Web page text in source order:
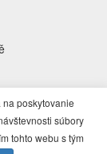
poskytovanie
súbory
tohto webu s tým